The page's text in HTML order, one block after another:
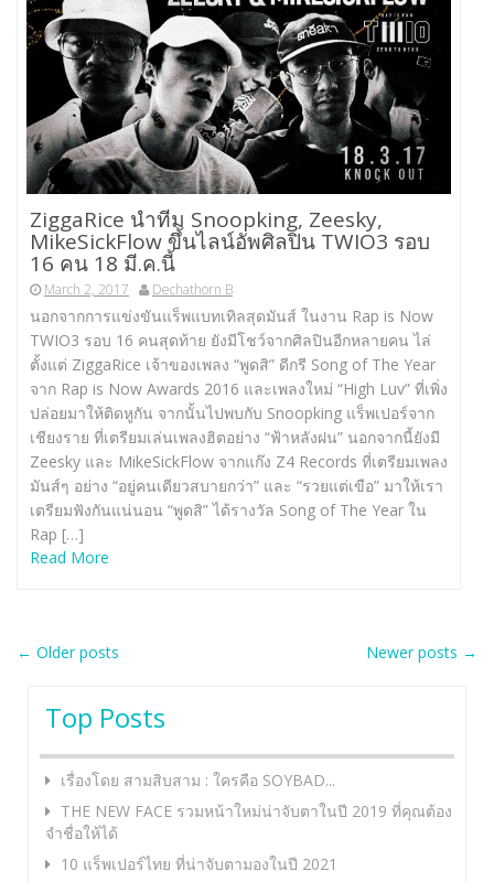
ZiggaRice นำทีม Snoopking, Zeesky,
MikeSickFlow ขึ้นไลน์อัพศิลปิน TWIO3 รอบ
16 คน 18 มี.ค.นี้
March 2, 2017 Dechathorn B
นอกจากการแข่งขันแร็พแบทเทิลสุดมันส์ ในงาน Rap is Now
TWIO3 รอบ 16 คนสุดท้าย ยังมีโชว์จากศิลปินอีกหลายคน ไล่
ตั้งแต่ ZiggaRice เจ้าของเพลง “พูดสิ” ดีกรี Song of The Year
จาก Rap is Now Awards 2016 และเพลงใหม่ “High Luv” ที่เพิ่ง
ปล่อยมาให้ติดหูกัน จากนั้นไปพบกับ Snoopking แร็พเปอร์จาก
เชียงราย ที่เตรียมเล่นเพลงฮิตอย่าง “ฟ้าหลังฝน” นอกจากนี้ยังมี
Zeesky และ MikeSickFlow จากแก๊ง Z4 Records ที่เตรียมเพลง
มันส์ๆ อย่าง “อยู่คนเดียวสบายกว่า” และ “รวยแต่เขือ” มาให้เรา
เตรียมฟังกันแน่นอน “พูดสิ” ได้รางวัล Song of The Year ใน
Rap […]
Read More
Post
navigation
← Older posts Newer posts →
Top Posts
เรื่องโดย สามสิบสาม : ใครคือ SOYBAD...
THE NEW FACE รวมหน้าใหม่น่าจับตาในปี 2019 ที่คุณต้อง
จำชื่อให้ได้
10 แร็พเปอร์ไทย ที่น่าจับตามองในปี 2021